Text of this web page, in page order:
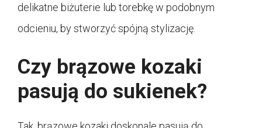
delikatne biżuterie lub torebkę w podobnym
odcieniu, by stworzyć spójną stylizację.
Czy brązowe kozaki
pasują do sukienek?